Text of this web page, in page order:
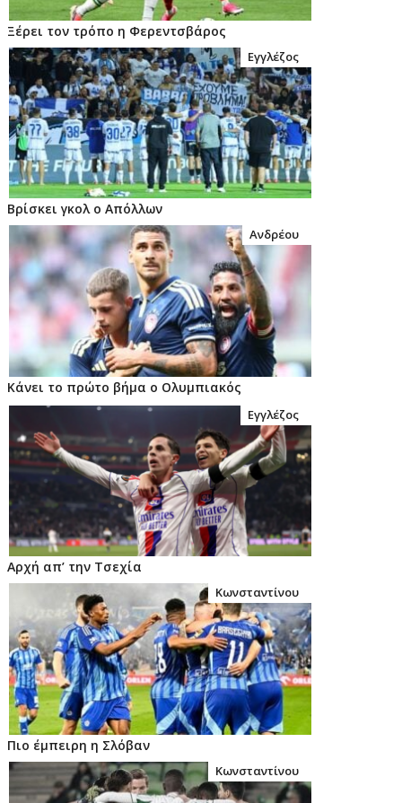
Ξέρει τον τρόπο η Φερεντσβάρος
Εγγλέζος
Βρίσκει γκολ ο Απόλλων
Ανδρέου
Κάνει το πρώτο βήμα ο Ολυμπιακός
Εγγλέζος
Αρχή απ’ την Τσεχία
Κωνσταντίνου
Πιο έμπειρη η Σλόβαν
Κωνσταντίνου